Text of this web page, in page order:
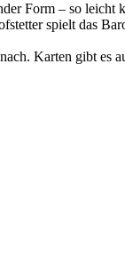
Form – so
spielt das
Karten gibt es